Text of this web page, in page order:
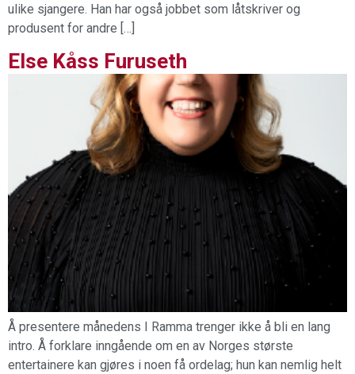
ulike sjangere. Han har også jobbet som låtskriver og
produsent for andre […]
Else Kåss Furuseth
Å presentere månedens I Ramma trenger ikke å bli en lang
intro. Å forklare inngående om en av Norges største
entertainere kan gjøres i noen få ordelag; hun kan nemlig helt